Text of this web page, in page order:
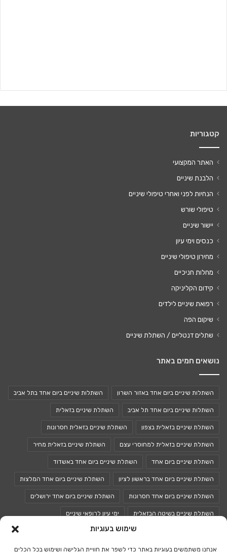
שימוש בעוגיות
אנחנו משתמשים בעוגיות באתר כדי לשפר את חוויית הגלישה ושימוש בכל הכלים
קטגוריות
האתר המקצועי
הלבנת שיניים
הנחיות לפני ואחרי טיפולי שיניים
טיפולי שורש
יישור שיניים
כנסים וימי עיון
מחירון טיפולי שיניים
מחלות חניכיים
קידום הקליניקה
רפואת שיניים לילדים
שיקום הפה
שתלים דנטליים / השתלת שיניים
נושאים חמים באתר
השתלות שיניים ביום אחד באזור השרון השתלות שיניים ביום אחד בתל אביב
השתלות שיניים ביום אחד תל אביב השתלת שיניים בזאלית
השתלת שיניים בזאלית בצפון השתלת שיניים בזאלית חסרונות
השתלת שיניים בזאלית למחוסרי עצם השתלת שיניים בזאלית מחיר
השתלת שיניים ביום אחד השתלת שיניים ביום אחד באשדוד
השתלת שיניים ביום אחד בראשון לציון השתלת שיניים ביום אחד המלצות
השתלת שיניים ביום אחד חסרונות השתלת שיניים ביום אחד ירושלים
השתלת שיניים בשיטה הבזאלית ימי עיון לרופאי שיניים
כנס רופאי שיניים